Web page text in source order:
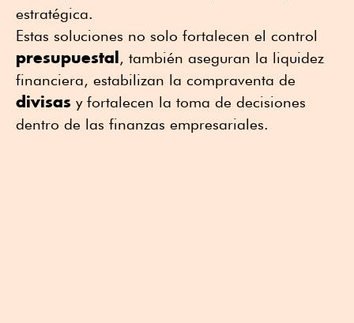
estratégica.
Estas soluciones no solo fortalecen el control
presupuestal, también aseguran la liquidez
financiera, estabilizan la compraventa de
divisas y fortalecen la toma de decisiones
dentro de las finanzas empresariales.